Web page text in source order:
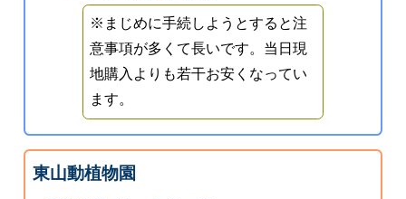
※まじめに手続しようとすると注
意事項が多くて長いです。当日現
地購入よりも若干お安くなってい
ます。
東山動植物園